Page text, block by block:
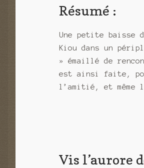
Résumé :
Une petite baisse
Kiou dans un
» émaillé de
est ainsi faite,
l’amitié, et même
Vis l’aurore